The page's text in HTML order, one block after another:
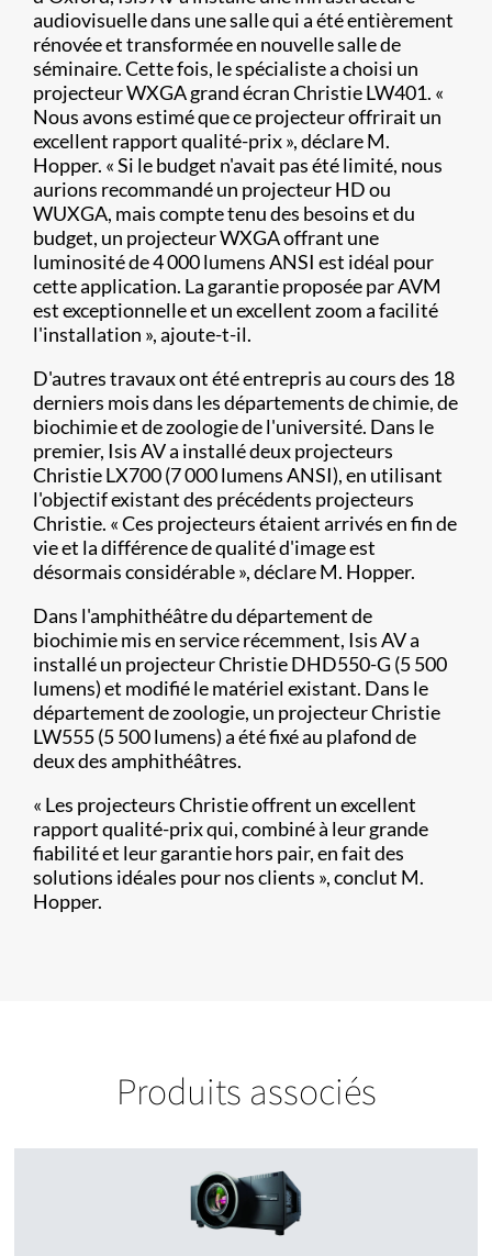
audiovisuelle dans une salle qui a été entièrement
rénovée et transformée en nouvelle salle de
séminaire. Cette fois, le spécialiste a choisi un
projecteur WXGA grand écran Christie LW401. «
Nous avons estimé que ce projecteur offrirait un
excellent rapport qualité-prix », déclare M.
Hopper. « Si le budget n'avait pas été limité, nous
aurions recommandé un projecteur HD ou
WUXGA, mais compte tenu des besoins et du
budget, un projecteur WXGA offrant une
luminosité de 4 000 lumens ANSI est idéal pour
cette application. La garantie proposée par AVM
est exceptionnelle et un excellent zoom a facilité
l'installation », ajoute-t-il.
D'autres travaux ont été entrepris au cours des 18
derniers mois dans les départements de chimie, de
biochimie et de zoologie de l'université. Dans le
premier, Isis AV a installé deux projecteurs
Christie LX700 (7 000 lumens ANSI), en utilisant
l'objectif existant des précédents projecteurs
Christie. « Ces projecteurs étaient arrivés en fin de
vie et la différence de qualité d'image est
désormais considérable », déclare M. Hopper.
Dans l'amphithéâtre du département de
biochimie mis en service récemment, Isis AV a
installé un projecteur Christie DHD550-G (5 500
lumens) et modifié le matériel existant. Dans le
département de zoologie, un projecteur Christie
LW555 (5 500 lumens) a été fixé au plafond de
deux des amphithéâtres.
« Les projecteurs Christie offrent un excellent
rapport qualité-prix qui, combiné à leur grande
fiabilité et leur garantie hors pair, en fait des
solutions idéales pour nos clients », conclut M.
Hopper.
Produits associés